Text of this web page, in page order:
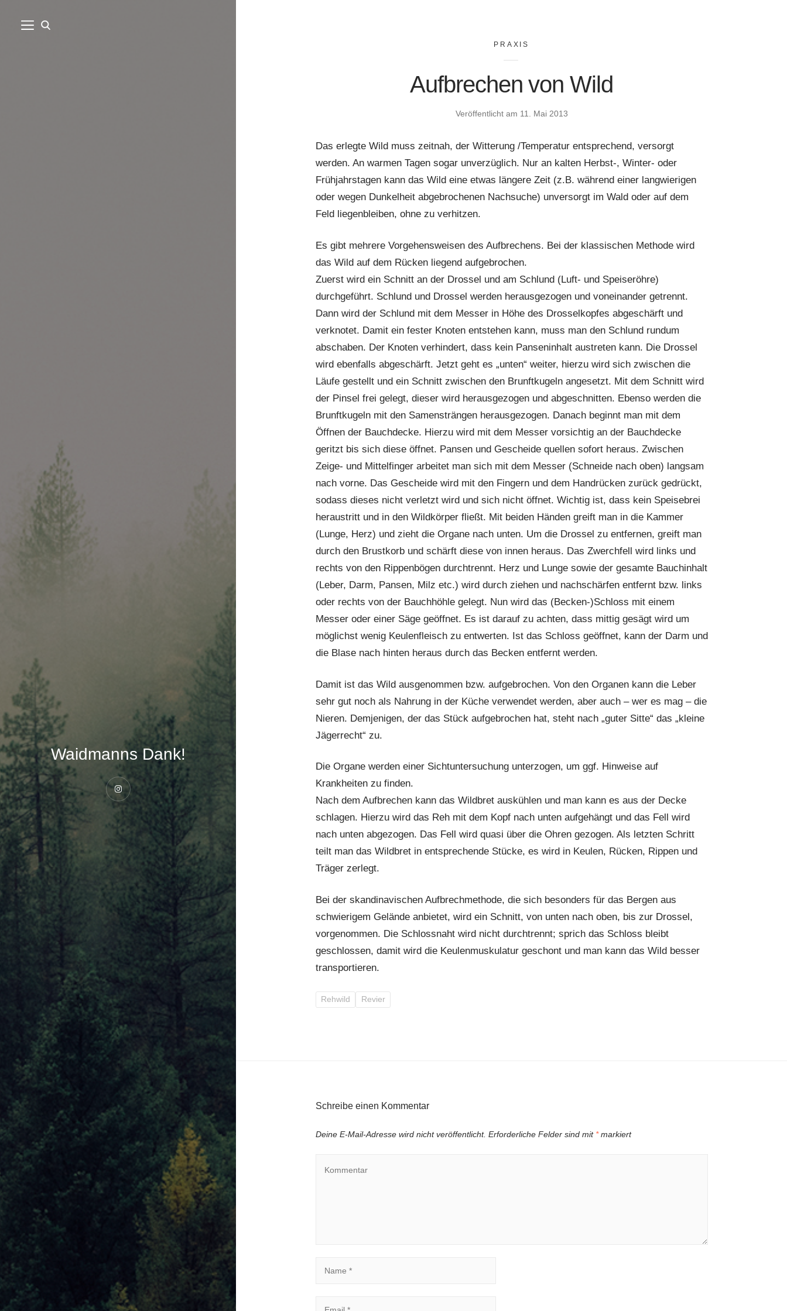
Waidmanns Dank!
Instagram
PRAXIS
Aufbrechen von Wild
Veröffentlicht am 11. Mai 2013
Das erlegte Wild muss zeitnah, der Witterung /Temperatur entsprechend, versorgt
werden. An warmen Tagen sogar unverzüglich. Nur an kalten Herbst-, Winter- oder
Frühjahrstagen kann das Wild eine etwas längere Zeit (z.B. während einer langwierigen
oder wegen Dunkelheit abgebrochenen Nachsuche) unversorgt im Wald oder auf dem
Feld liegenbleiben, ohne zu verhitzen.
Es gibt mehrere Vorgehensweisen des Aufbrechens. Bei der klassischen Methode wird
das Wild auf dem Rücken liegend aufgebrochen.
Zuerst wird ein Schnitt an der Drossel und am Schlund (Luft- und Speiseröhre)
durchgeführt. Schlund und Drossel werden herausgezogen und voneinander getrennt.
Dann wird der Schlund mit dem Messer in Höhe des Drosselkopfes abgeschärft und
verknotet. Damit ein fester Knoten entstehen kann, muss man den Schlund rundum
abschaben. Der Knoten verhindert, dass kein Panseninhalt austreten kann. Die Drossel
wird ebenfalls abgeschärft. Jetzt geht es „unten“ weiter, hierzu wird sich zwischen die
Läufe gestellt und ein Schnitt zwischen den Brunftkugeln angesetzt. Mit dem Schnitt wird
der Pinsel frei gelegt, dieser wird herausgezogen und abgeschnitten. Ebenso werden die
Brunftkugeln mit den Samensträngen herausgezogen. Danach beginnt man mit dem
Öffnen der Bauchdecke. Hierzu wird mit dem Messer vorsichtig an der Bauchdecke
geritzt bis sich diese öffnet. Pansen und Gescheide quellen sofort heraus. Zwischen
Zeige- und Mittelfinger arbeitet man sich mit dem Messer (Schneide nach oben) langsam
nach vorne. Das Gescheide wird mit den Fingern und dem Handrücken zurück gedrückt,
sodass dieses nicht verletzt wird und sich nicht öffnet. Wichtig ist, dass kein Speisebrei
heraustritt und in den Wildkörper fließt. Mit beiden Händen greift man in die Kammer
(Lunge, Herz) und zieht die Organe nach unten. Um die Drossel zu entfernen, greift man
durch den Brustkorb und schärft diese von innen heraus. Das Zwerchfell wird links und
rechts von den Rippenbögen durchtrennt. Herz und Lunge sowie der gesamte Bauchinhalt
(Leber, Darm, Pansen, Milz etc.) wird durch ziehen und nachschärfen entfernt bzw. links
oder rechts von der Bauchhöhle gelegt. Nun wird das (Becken-)Schloss mit einem
Messer oder einer Säge geöffnet. Es ist darauf zu achten, dass mittig gesägt wird um
möglichst wenig Keulenfleisch zu entwerten. Ist das Schloss geöffnet, kann der Darm und
die Blase nach hinten heraus durch das Becken entfernt werden.
Damit ist das Wild ausgenommen bzw. aufgebrochen. Von den Organen kann die Leber
sehr gut noch als Nahrung in der Küche verwendet werden, aber auch – wer es mag – die
Nieren. Demjenigen, der das Stück aufgebrochen hat, steht nach „guter Sitte“ das „kleine
Jägerrecht“ zu.
Die Organe werden einer Sichtuntersuchung unterzogen, um ggf. Hinweise auf
Krankheiten zu finden.
Nach dem Aufbrechen kann das Wildbret auskühlen und man kann es aus der Decke
schlagen. Hierzu wird das Reh mit dem Kopf nach unten aufgehängt und das Fell wird
nach unten abgezogen. Das Fell wird quasi über die Ohren gezogen. Als letzten Schritt
teilt man das Wildbret in entsprechende Stücke, es wird in Keulen, Rücken, Rippen und
Träger zerlegt.
Bei der skandinavischen Aufbrechmethode, die sich besonders für das Bergen aus
schwierigem Gelände anbietet, wird ein Schnitt, von unten nach oben, bis zur Drossel,
vorgenommen. Die Schlossnaht wird nicht durchtrennt; sprich das Schloss bleibt
geschlossen, damit wird die Keulenmuskulatur geschont und man kann das Wild besser
transportieren.
Rehwild Revier
Schreibe einen Kommentar
Deine E-Mail-Adresse wird nicht veröffentlicht. Erforderliche Felder sind mit *markiert